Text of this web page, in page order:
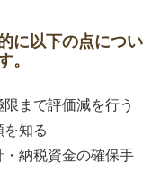
に以下の点につい
。
まで評価減を行う
知る
納税資金の確保手